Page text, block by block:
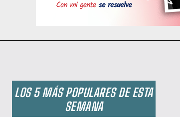
LOS 5 MÁS POPULARES DE ESTA
SEMANA